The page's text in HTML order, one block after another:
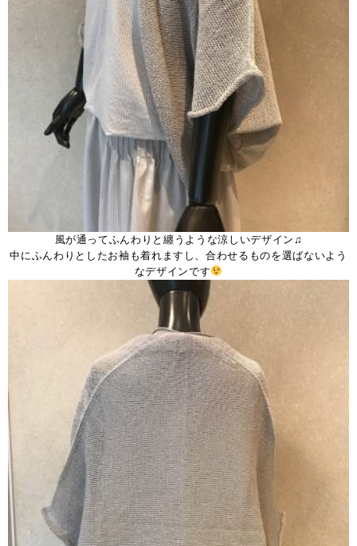
風が通ってふんわりと纏うような涼しいデザイン♫
中にふんわりとしたお袖も着れますし、合わせるものを選ばないよう
なデザインです